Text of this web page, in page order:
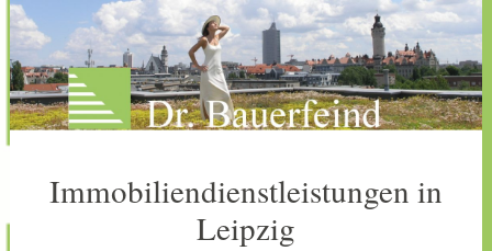
Zum
Inhalt
springen
Immobiliendienstleistungen in
Leipzig